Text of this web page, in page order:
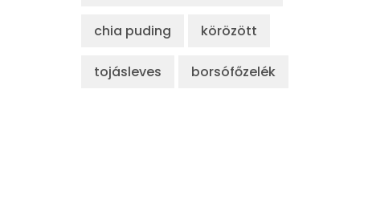
chia puding körözött
tojásleves borsófőzelék